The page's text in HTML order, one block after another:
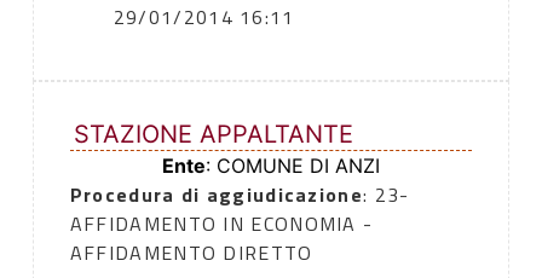
29/01/2014 16:11
STAZIONE APPALTANTE
Ente: COMUNE DI ANZI
Procedura di aggiudicazione: 23-
AFFIDAMENTO IN ECONOMIA -
AFFIDAMENTO DIRETTO